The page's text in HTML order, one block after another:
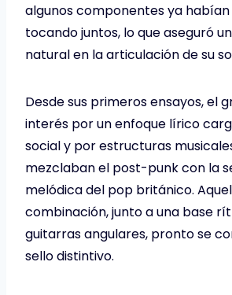
algunos componentes ya
tocando juntos, lo que aseguró
natural en la articulación de su
Desde sus primeros ensayos, el
interés por un enfoque lírico
social y por estructuras
mezclaban el post-punk con la
melódica del pop británico.
combinación, junto a una base
guitarras angulares, pronto se
sello distintivo.